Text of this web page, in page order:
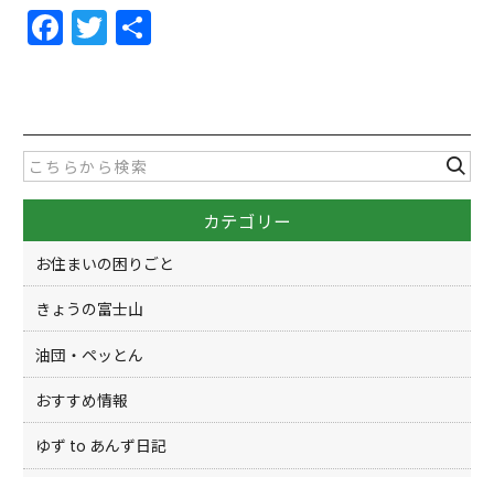
F
a
e
b
o
o
k
T
w
er
カテゴリー
お住まいの困りごと
きょうの富士山
油団・ペッとん
おすすめ情報
ゆず to あんず日記